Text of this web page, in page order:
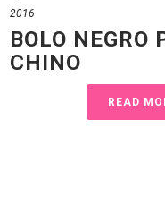
2016
BOLO NEGRO
CHINO
READ